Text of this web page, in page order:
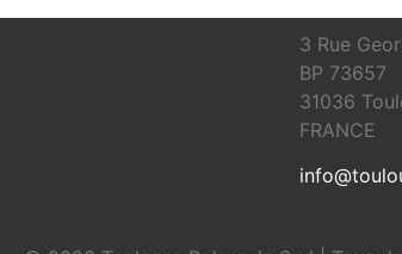
3 Rue
BP 73657
31036
FRANCE